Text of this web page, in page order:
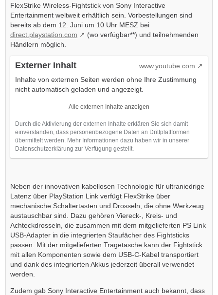
FlexStrike Wireless-Fightstick von Sony Interactive
Entertainment weltweit erhältlich sein. Vorbestellungen sind
bereits ab dem 12. Juni um 10 Uhr MESZ bei
direct.playstation.com
(wo verfügbar**) und teilnehmenden
Händlern möglich.
Externer Inhalt
www.youtube.com
Inhalte von externen Seiten werden ohne Ihre Zustimmung
nicht automatisch geladen und angezeigt.
Alle externen Inhalte anzeigen
Durch die Aktivierung der externen Inhalte erklären Sie sich damit
einverstanden, dass personenbezogene Daten an Drittplattformen
übermittelt werden. Mehr Informationen dazu haben wir in unserer
Datenschutzerklärung zur Verfügung gestellt.
Neben der innovativen kabellosen Technologie für ultraniedrige
Latenz über PlayStation Link verfügt FlexStrike über
mechanische Schaltertasten und Drosseln, die ohne Werkzeug
austauschbar sind. Dazu gehören Viereck-, Kreis- und
Achteckdrosseln, die zusammen mit dem mitgelieferten PS Link
USB-Adapter in die integrierten Staufächer des Fightsticks
passen. Mit der mitgelieferten Tragetasche kann der Fightstick
mit allen Komponenten sowie dem USB-C-Kabel transportiert
und dank des integrierten Akkus jederzeit überall verwendet
werden.
Zudem gab Sony Interactive Entertainment auch bekannt, dass